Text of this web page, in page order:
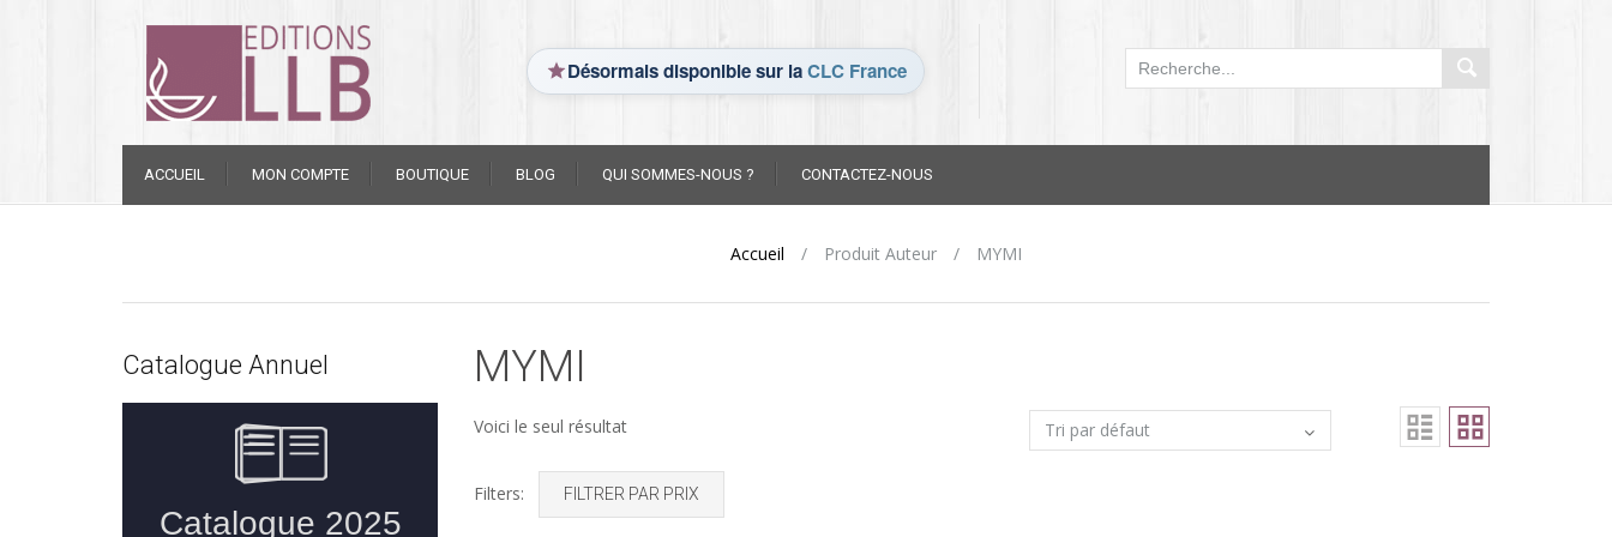
Désormais disponible sur laCLC France
content
ACCUEIL MON COMPTE BOUTIQUE BLOG QUI SOMMES-NOUS ? CONTACTEZ-NOUS
Accueil / Produit Auteur / MYMI
MYMI
Voici le seul résultat
Filters: FILTRER PAR PRIX
Catalogue Annuel